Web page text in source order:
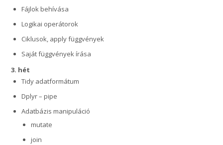
Fájlok behívása
Logikai operátorok
Ciklusok, apply függvények
Saját függvények írása
3. hét
Tidy adatformátum
Dplyr – pipe
Adatbázis manipuláció
mutate
join